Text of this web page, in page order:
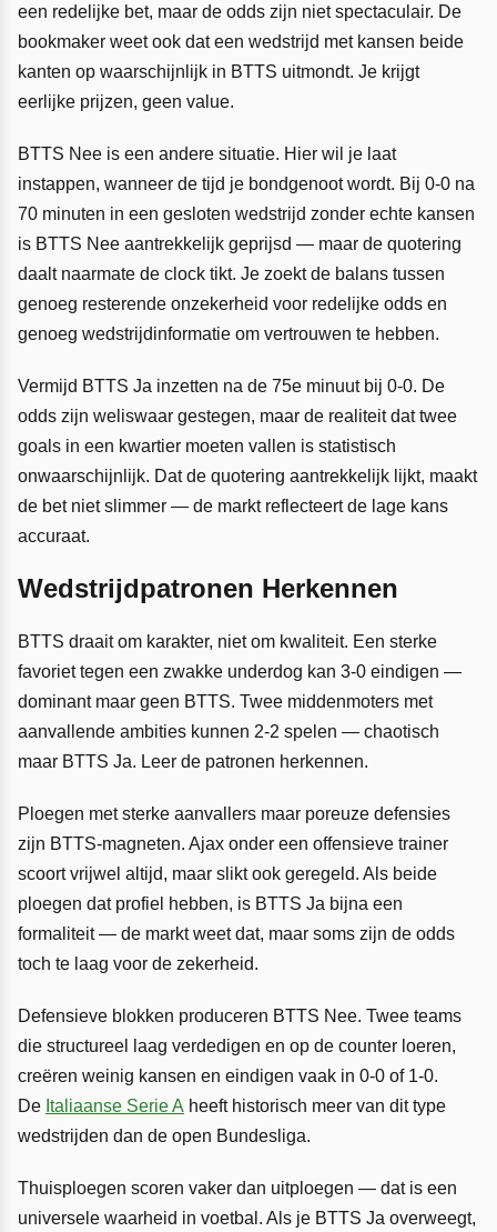
een redelijke bet, maar de odds zijn niet spectaculair. De
bookmaker weet ook dat een wedstrijd met kansen beide
kanten op waarschijnlijk in BTTS uitmondt. Je krijgt
eerlijke prijzen, geen value.
BTTS Nee is een andere situatie. Hier wil je laat
instappen, wanneer de tijd je bondgenoot wordt. Bij 0-0 na
70 minuten in een gesloten wedstrijd zonder echte kansen
is BTTS Nee aantrekkelijk geprijsd — maar de quotering
daalt naarmate de clock tikt. Je zoekt de balans tussen
genoeg resterende onzekerheid voor redelijke odds en
genoeg wedstrijdinformatie om vertrouwen te hebben.
Vermijd BTTS Ja inzetten na de 75e minuut bij 0-0. De
odds zijn weliswaar gestegen, maar de realiteit dat twee
goals in een kwartier moeten vallen is statistisch
onwaarschijnlijk. Dat de quotering aantrekkelijk lijkt, maakt
de bet niet slimmer — de markt reflecteert de lage kans
accuraat.
Wedstrijdpatronen Herkennen
BTTS draait om karakter, niet om kwaliteit. Een sterke
favoriet tegen een zwakke underdog kan 3-0 eindigen —
dominant maar geen BTTS. Twee middenmoters met
aanvallende ambities kunnen 2-2 spelen — chaotisch
maar BTTS Ja. Leer de patronen herkennen.
Ploegen met sterke aanvallers maar poreuze defensies
zijn BTTS-magneten. Ajax onder een offensieve trainer
scoort vrijwel altijd, maar slikt ook geregeld. Als beide
ploegen dat profiel hebben, is BTTS Ja bijna een
formaliteit — de markt weet dat, maar soms zijn de odds
toch te laag voor de zekerheid.
Defensieve blokken produceren BTTS Nee. Twee teams
die structureel laag verdedigen en op de counter loeren,
creëren weinig kansen en eindigen vaak in 0-0 of 1-0.
De Italiaanse Serie A heeft historisch meer van dit type
wedstrijden dan de open Bundesliga.
Thuisploegen scoren vaker dan uitploegen — dat is een
universele waarheid in voetbal. Als je BTTS Ja overweegt,